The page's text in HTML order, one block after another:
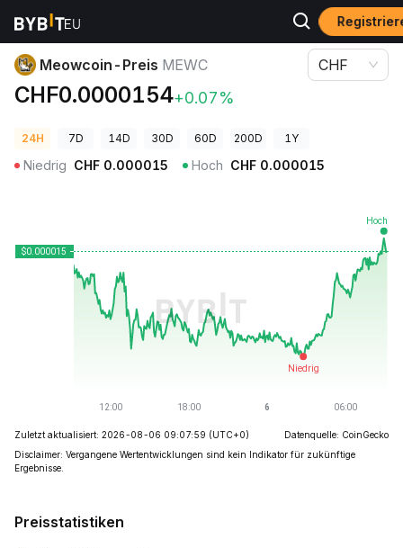
Krypto-Preise
Meowcoin-Preis MEWC
CHF0.0000154+0.07%
CHF
24H 7D 14D 30D 60D 200D 1Y
Niedrig CHF 0.000015 Hoch CHF 0.000015
Zuletzt aktualisiert: 2026-08-06 09:07:59 (UTC+0)
Datenquelle: CoinGecko
Disclaimer: Vergangene Wertentwicklungen sind kein Indikator für zukünftige
Ergebnisse.
Preisstatistiken